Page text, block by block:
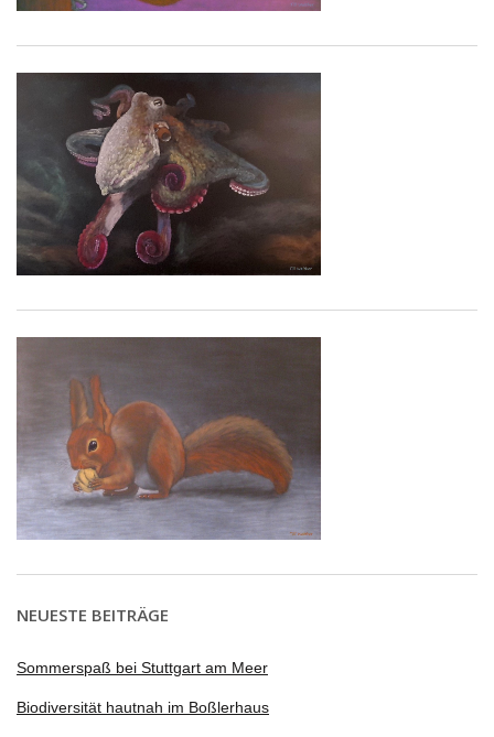
NEUESTE BEITRÄGE
Sommerspaß bei Stuttgart am Meer
Biodiversität hautnah im Boßlerhaus